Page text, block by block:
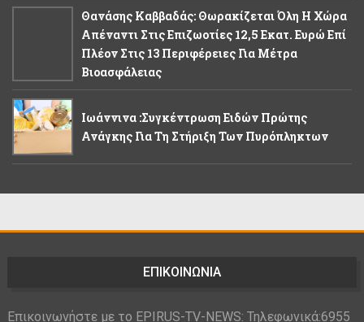
Θανάσης Καββαδάς: Θωρακίζεται Όλη Η Χώρα
Απέναντι Στις Επιζωοτίες 12,5 Εκατ. Ευρώ Επί
Πλέον Στις 13 Περιφέρειες Για Μέτρα
Βιοασφάλειας
Ιωάννινα :Συγκέντρωση Ειδών Πρώτης
Ανάγκης Για Τη Στήριξη Των Πυρόπληκτων
ΕΠΙΚΟΙΝΩΝΙΑ
Επικοινωνήστε με το EPIRUS-TV-NEWS: Τηλεφωνικά:6955